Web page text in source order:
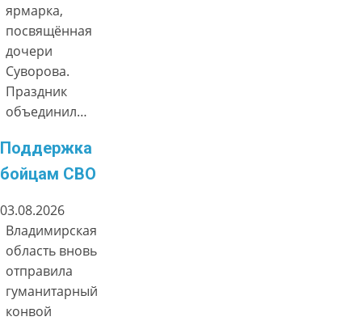
ярмарка,
посвящённая
дочери
Суворова.
Праздник
объединил…
Поддержка
бойцам СВО
03.08.2026
Владимирская
область вновь
отправила
гуманитарный
конвой